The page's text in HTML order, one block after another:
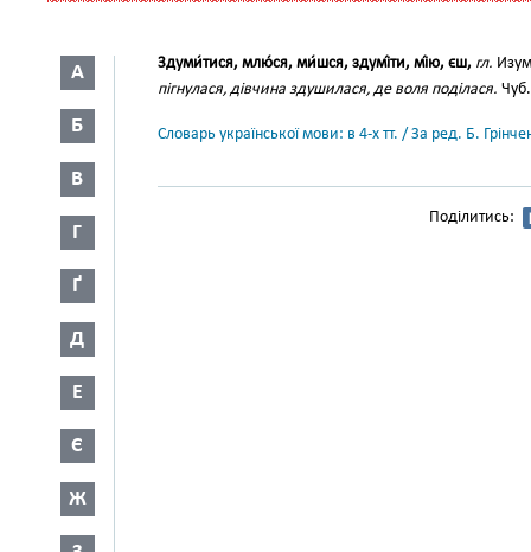
А
Б
В
Г
Ґ
Д
Е
Є
Ж
Здуми́тися, млю́ся, ми́шся, здумі́ти, мі́ю, єш, гл.
пігнулася, дівчина здушилася, де воля поділася.
Словарь української мови: в 4-х тт. / За ред. Б.
Поділитись: